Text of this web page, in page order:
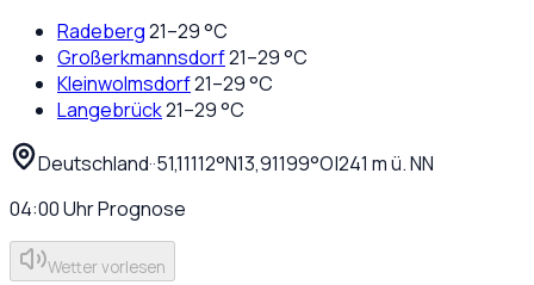
Radeberg21–29°C
Großerkmannsdorf21–29°C
Kleinwolmsdorf21–29°C
Langebrück21–29°C
Deutschland··51,11112°N13,91199°O|241 m ü. NN
04:00UhrPrognose
Wetter vorlesen